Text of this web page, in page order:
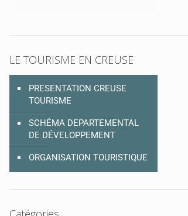
LE TOURISME EN CREUSE
PRESENTATION CREUSE
TOURISME
SCHÉMA DEPARTEMENTAL
DE DÉVELOPPEMENT
ORGANISATION TOURISTIQUE